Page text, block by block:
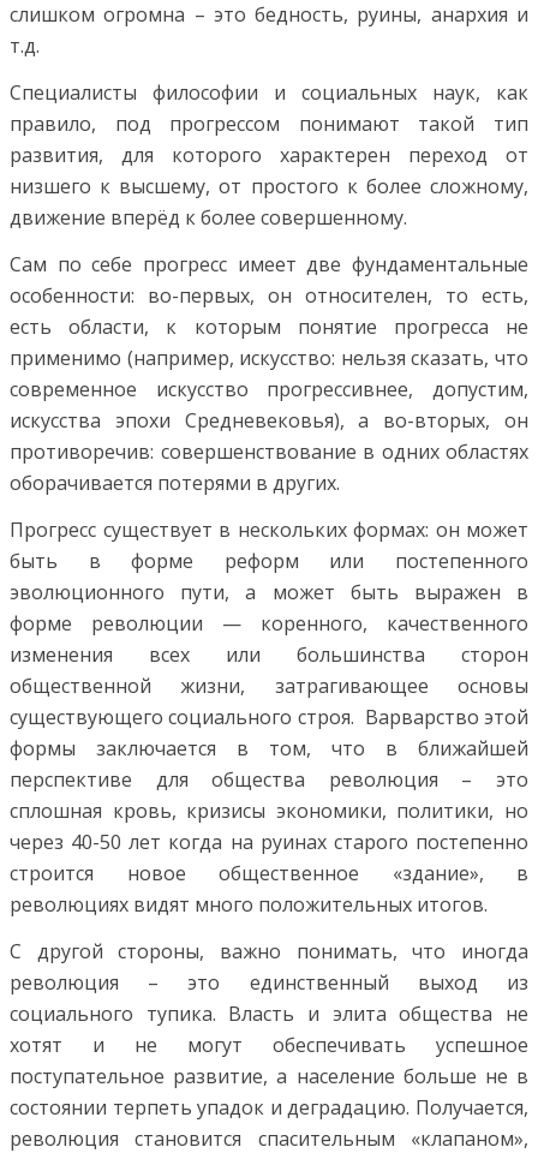
слишком огромна – это бедность, руины, анархия и
т.д.
Специалисты философии и социальных наук, как
правило, под прогрессом понимают такой тип
развития, для которого характерен переход от
низшего к высшему, от простого к более сложному,
движение вперёд к более совершенному.
Сам по себе прогресс имеет две фундаментальные
особенности: во-первых, он относителен, то есть,
есть области, к которым понятие прогресса не
применимо (например, искусство: нельзя сказать, что
современное искусство прогрессивнее, допустим,
искусства эпохи Средневековья), а во-вторых, он
противоречив: совершенствование в одних областях
оборачивается потерями в других.
Прогресс существует в нескольких формах: он может
быть в форме реформ или постепенного
эволюционного пути, а может быть выражен в
форме революции — коренного, качественного
изменения всех или большинства сторон
общественной жизни, затрагивающее основы
существующего социального строя. Варварство этой
формы заключается в том, что в ближайшей
перспективе для общества революция – это
сплошная кровь, кризисы экономики, политики, но
через 40-50 лет когда на руинах старого постепенно
строится новое общественное «здание», в
революциях видят много положительных итогов.
С другой стороны, важно понимать, что иногда
революция – это единственный выход из
социального тупика. Власть и элита общества не
хотят и не могут обеспечивать успешное
поступательное развитие, а население больше не в
состоянии терпеть упадок и деградацию. Получается,
революция становится спасительным «клапаном»,